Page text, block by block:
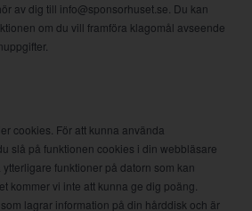
av dig till info@sponsorhuset.se. Du kan
om du vill framföra klagomål avseende
cookies. För att kunna använda
slå på funktionen cookies i din webbläsare
funktioner på datorn som kan
kommer vi inte att kunna ge dig poäng.
lagrar information på din hårddisk och är